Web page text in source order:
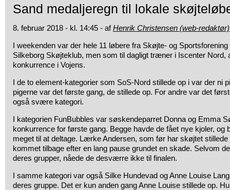
Sand medaljeregn til lokale
8. februar 2018 - kl. 14:45 - afHenrik Christensen (web-redaktør)
I weekenden var der hele 11 løbere fra Skøjte- og Sportsforening
Silkeborg Skøjteklub, men som til dagligt træner i Iscenter Nord,
konkurrence i Vojens.
I de to element-kategorier som SoS-Nord stillede op i var der ni
pigerne var det første gang, de stillede op. For andre var det
også svære kategori.
I kategorien FunBubbles var søskendeparret Donna og Emma
konkurrence for første gang. Begge havde de fået nye kjoler, og
meget til at deltage. Lærke Andersen, som før har skøjtet
kommet tilbage efter en lang pause grundet en skade. Selvom
deres grupper, nåede de desværre ikke til finalen.
I samme kategori var også Silke Hundevad og Anne Louise
deres gruppe. Det er kun anden gang Anne Louise stillede op.